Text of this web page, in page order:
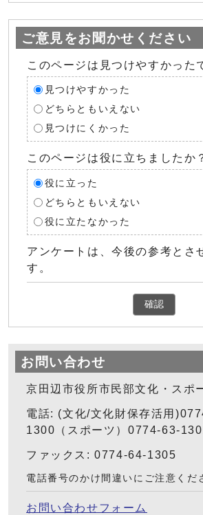
ご意見をお聞かせください
このページは見つけやすかった
見つけやすかった
どちらともいえない
見つけにくかった
このページは役に立ちましたか
役に立った
どちらともいえない
役に立たなかった
アンケートは、今後の参考とさ
す。
確認
お問い合わせ
京田辺市役所市民部文化・スポ
電話: (文化/文化財保存活用
1300（スポーツ）0774-63-
ファックス: 0774-64-1305
電話番号のかけ間違いにご注意くだ
お問い合わせフォーム